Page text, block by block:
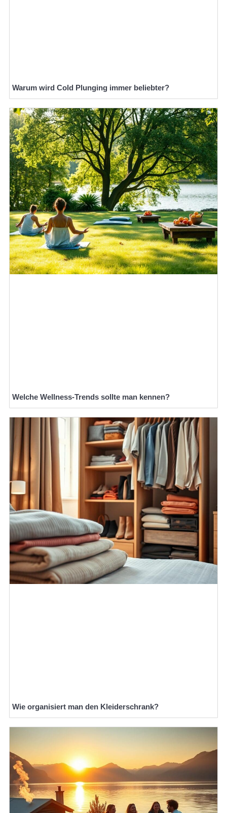
Warum wird Cold Plunging immer beliebter?
Welche Wellness-Trends sollte man kennen?
Wie organisiert man den Kleiderschrank?